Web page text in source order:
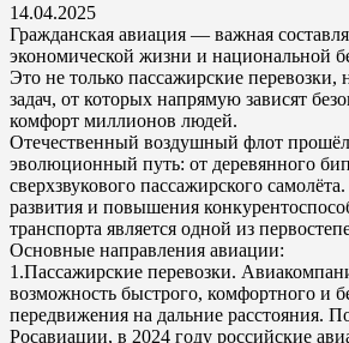
14.04.2025
Гражданская авиация — важная
экономической жизни и национальной
Это не только пассажирские
задач, от которых напрямую зависят
комфорт миллионов людей.
Отечественный воздушный флот
эволюционный путь: от деревянного
сверхзвукового пассажирского
развития и повышения
транспорта является одной из
Основные направления авиации:
1.Пассажирские перевозки.
возможность быстрого, комфортного и
передвижения на дальние расстояния.
Росавиации, в 2024 году российские